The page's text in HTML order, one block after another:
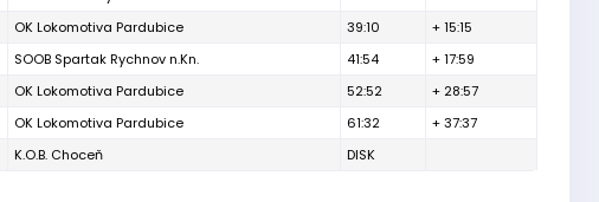
OK Lokomotiva Pardubice 39:10
+ 15:15
SOOB Spartak Rychnov n.Kn. 41:54
+ 17:59
OK Lokomotiva Pardubice 52:52
+ 28:57
OK Lokomotiva Pardubice 61:32
+ 37:37
K.O.B. Choceň DISK